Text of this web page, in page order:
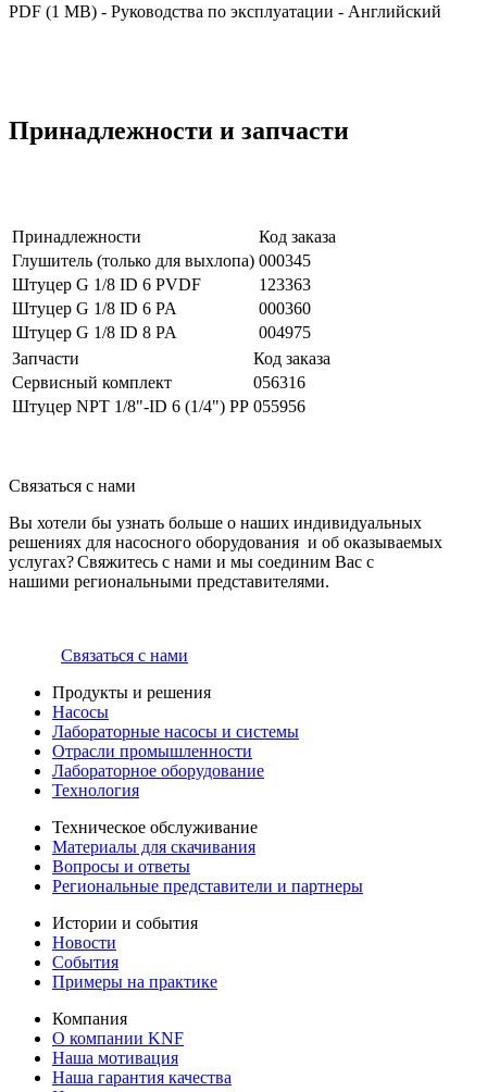
PDF (1 MB) - Руководства по эксплуатации - Английский
Принадлежности и запчасти
Принадлежности
Код заказа
Глушитель (только для выхлопа) 000345
Штуцер G 1/8 ID 6 PVDF
123363
Штуцер G 1/8 ID 6 PA
000360
Штуцер G 1/8 ID 8 PA
004975
Запчасти
Код заказа
Сервисный комплект
056316
Штуцер NPT 1/8"-ID 6 (1/4") PP 055956
Связаться с нами
Вы хотели бы узнать больше о наших индивидуальных
решениях для насосного оборудования и об оказываемых
услугах? Свяжитесь с нами и мы соединим Вас с
нашими региональными представителями.
Связаться с нами
Продукты и решения
Насосы
Лабораторные насосы и системы
Отрасли промышленности
Лабораторное оборудование
Технология
Техническое обслуживание
Материалы для скачивания
Вопросы и ответы
Региональные представители и партнеры
Истории и события
Новости
События
Примеры на практике
Компания
О компании KNF
Наша мотивация
Наша гарантия качества